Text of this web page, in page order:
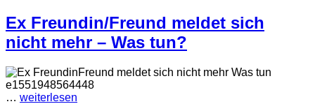
Ex Freundin/Freund meldet sich
nicht mehr – Was tun?
… weiterlesen